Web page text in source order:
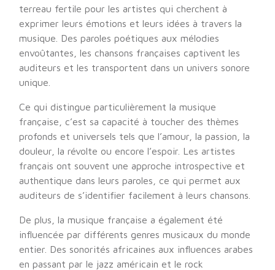
terreau fertile pour les artistes qui cherchent à
exprimer leurs émotions et leurs idées à travers la
musique. Des paroles poétiques aux mélodies
envoûtantes, les chansons françaises captivent les
auditeurs et les transportent dans un univers sonore
unique.
Ce qui distingue particulièrement la musique
française, c’est sa capacité à toucher des thèmes
profonds et universels tels que l’amour, la passion, la
douleur, la révolte ou encore l’espoir. Les artistes
français ont souvent une approche introspective et
authentique dans leurs paroles, ce qui permet aux
auditeurs de s’identifier facilement à leurs chansons.
De plus, la musique française a également été
influencée par différents genres musicaux du monde
entier. Des sonorités africaines aux influences arabes
en passant par le jazz américain et le rock